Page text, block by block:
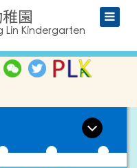
園
Lin Kindergarten